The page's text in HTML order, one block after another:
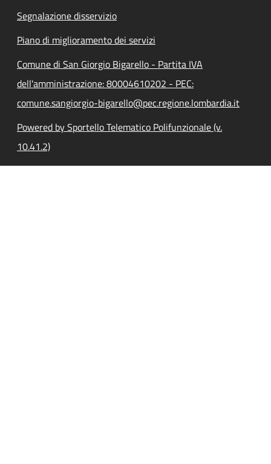
Segnalazione disservizio
Piano di miglioramento dei servizi
Comune di San Giorgio Bigarello - Partita IVA
dell'amministrazione: 80004610202 - PEC:
comune.sangiorgio-bigarello@pec.regione.lombardia.it
Powered by Sportello Telematico Polifunzionale (v.
10.41.2)